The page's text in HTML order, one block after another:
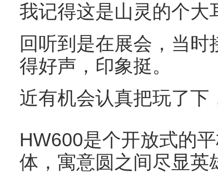
我记得这是山灵的个大
回听到是在展会，当
得好声，印象挺。
近有机会认真把玩了下
HW600是个开放式的
体，寓意圆之间尽显英